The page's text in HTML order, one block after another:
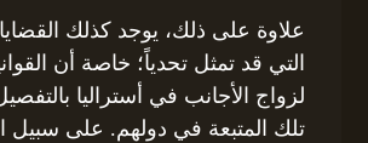
علاوة على ذلك، يوجد كذلك القضايا
التي قد تمثل تحدياً؛ خاصة أن
لزواج الأجانب في أستراليا
تلك المتبعة في دولهم. على سبيل